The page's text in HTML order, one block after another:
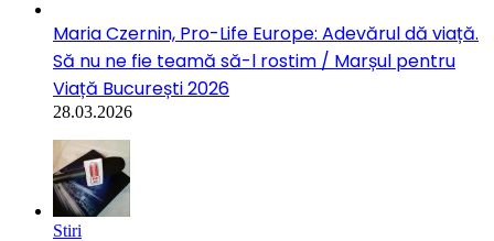
Maria Czernin, Pro-Life Europe: Adevărul dă viață.
Să nu ne fie teamă să-l rostim / Marșul pentru
Viață București 2026
28.03.2026
Stiri